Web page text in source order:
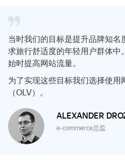
ALEXANDER
e-commerce总监
当时我们的目标是提升品牌知名
求旅行舒适度的年轻用户群体中
始时提高网站流量。
为了实现这些目标我们选择使用
（OLV）。